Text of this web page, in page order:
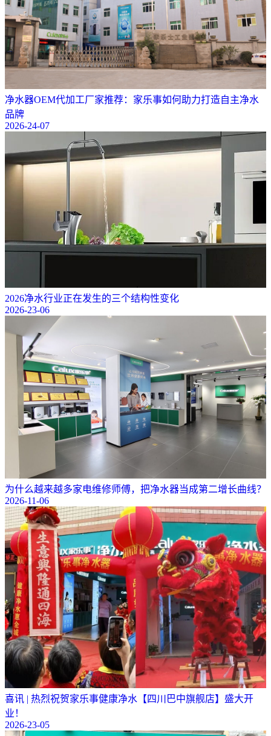
净水器OEM代加工厂家推荐：家乐事如何助力打造自主净水
品牌
2026-24-07
2026净水行业正在发生的三个结构性变化
2026-23-06
为什么越来越多家电维修师傅，把净水器当成第二增长曲线？
2026-11-06
喜讯 | 热烈祝贺家乐事健康净水【四川巴中旗舰店】盛大开
业！
2026-23-05